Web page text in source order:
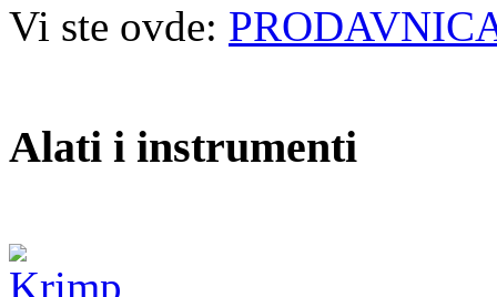
Vi ste ovde:
Alati i instrumenti